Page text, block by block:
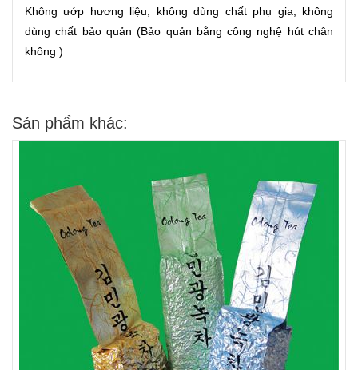
Không ướp hương liệu, không dùng chất phụ gia, không
dùng chất bảo quản (Bảo quản bằng công nghệ hút chân
không )
Sản phẩm khác: